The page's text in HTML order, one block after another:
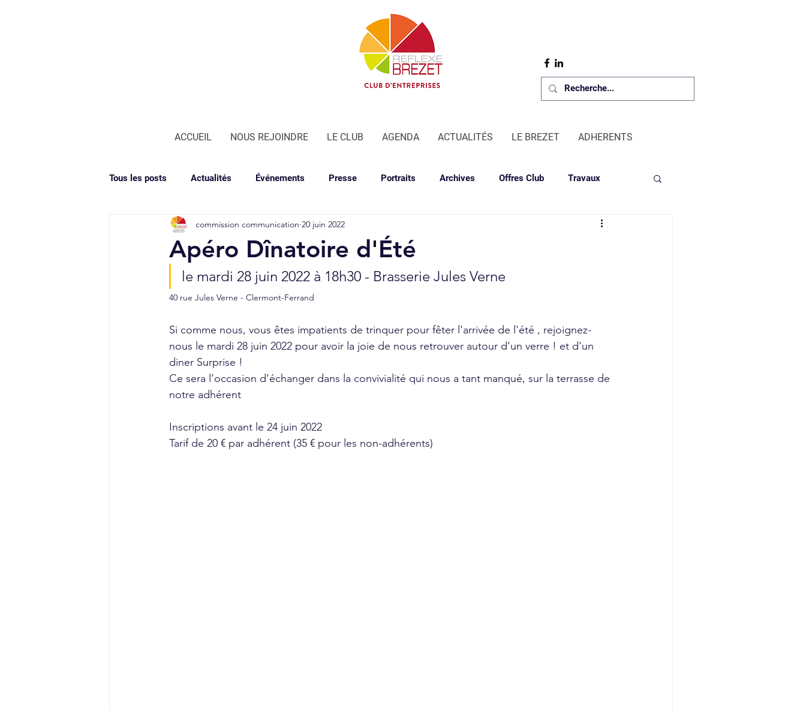
ACCUEIL NOUS REJOINDRE LE CLUB AGENDA ACTUALITÉS LE BREZET ADHERENTS
Tous les posts Actualités Événements Presse Portraits Archives Offres Club Travaux
Apéro Dînatoire d'Été
commission communication 20 juin 2022
le mardi 28 juin 2022 à 18h30 - Brasserie Jules Verne
40 rue Jules Verne - Clermont-Ferrand
Si comme nous, vous êtes impatients de trinquer pour fêter l'arrivée de l'été , rejoignez-
nous le mardi 28 juin 2022 pour avoir la joie de nous retrouver autour d’un verre ! et d'un
diner Surprise !
Ce sera l’occasion d’échanger dans la convivialité qui nous a tant manqué, sur la terrasse de
notre adhérent
Inscriptions avant le 24 juin 2022
Tarif de 20 € par adhérent (35 € pour les non-adhérents)